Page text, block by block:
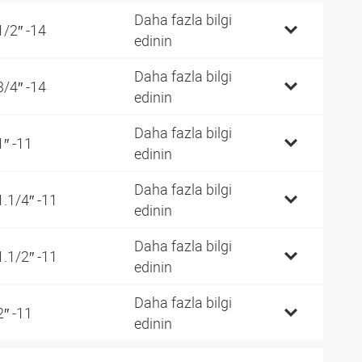
2″ -14
Daha fazla bilgi
edinin
4″ -14
Daha fazla bilgi
edinin
-11
Daha fazla bilgi
edinin
4″ -11
Daha fazla bilgi
edinin
2″ -11
Daha fazla bilgi
edinin
-11
Daha fazla bilgi
edinin